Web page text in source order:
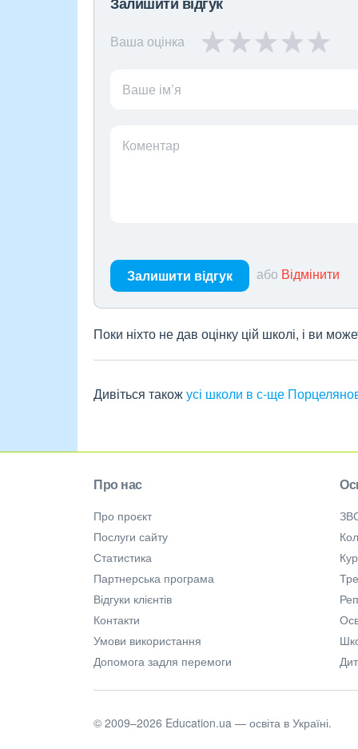
Ваша оцінка
Ваше ім’я
Коментар
Залишити відгук або Відмінити
Поки ніхто не дав оцінку цій школі, і ви
Дивіться такожусі школи в с-ще
Про нас
Про проєкт
Послуги сайту
Статистика
Партнерська програма
Відгуки клієнтів
Контакти
Умови використання
Допомога задля перемоги
© 2009–2026 Education.ua — освіта в Україні.